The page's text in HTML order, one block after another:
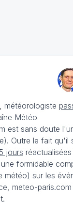
, météorologiste
Météo
est sans doute
Outre le fait
jours
formidable
météo) sur les
meteo-